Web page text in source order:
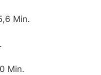
Min.
Min.